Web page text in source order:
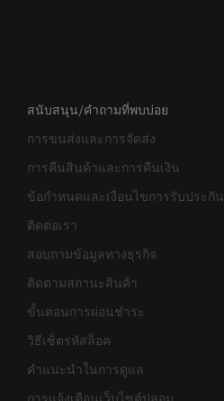
สนับสนุน/คำถามที่พบบ่อย
การขนส่งและการจัดส่ง
การคืนสินค้าและการคืนเงิน
ข้อกำหนดและเงื่อนไขการรับประกัน
ติดต่อเรา
สอบถามข้อมูลทางธุรกิจ
ติดตามสถานะสินค้า
ขั้นตอนการผ่อนชำระ
วิธีเซ็ตรหัสล็อค
คำแนะนำในการดูแล